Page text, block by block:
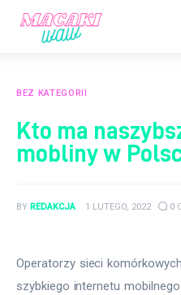
Moje
Lifestyle
Sport
BEZ KATEGORII
Kto ma
mobliny w
BY REDAKCJA 1 LUTEGO, 2022 0
Operatorzy sieci
szybkiego internetu